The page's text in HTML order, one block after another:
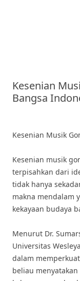
Kesenian
Bangsa
Kesenian Musik
Kesenian musik
terpisahkan dari
tidak hanya
makna mendalam
kekayaan budaya
Menurut Dr.
Universitas
dalam
beliau